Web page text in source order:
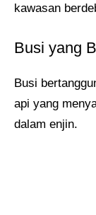
kawasan
Busi yang
Busi
api yang
dalam enjin.